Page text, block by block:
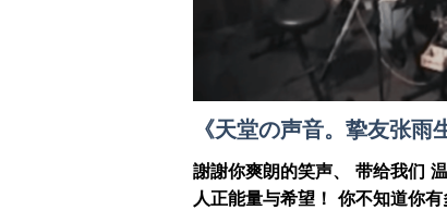
《天堂の声音。挚友张雨
謝謝你爽朗的笑声、 带给我们
人正能量与希望！ 你不知道你